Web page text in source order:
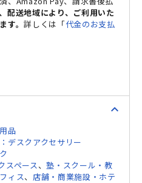
配送地域により、ご利用いた
す。詳しくは「代金のお支払
expand_less
品
デスクアクセサリー
スペース 、塾・スクール・教
ィス、 店舗・商業施設・ホテ